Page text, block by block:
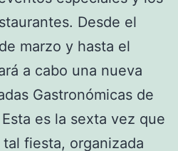
Desde el
marzo y hasta el
a cabo una nueva
Gastronómicas de
es la sexta vez que
fiesta, organizada